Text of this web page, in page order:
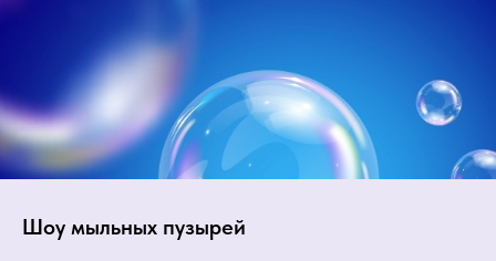
Шоу мыльных пузырей